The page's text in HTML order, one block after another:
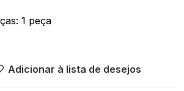
1 peça
Adicionar à lista de desejos